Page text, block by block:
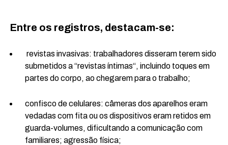
Entre os registros, destacam-se:
revistas invasivas: trabalhadores disseram terem sido
submetidos a “revistas íntimas“, incluindo toques em
partes do corpo, ao chegarem para o trabalho;
confisco de celulares: câmeras dos aparelhos eram
vedadas com fita ou os dispositivos eram retidos em
guarda-volumes, dificultando a comunicação com
familiares; agressão física;